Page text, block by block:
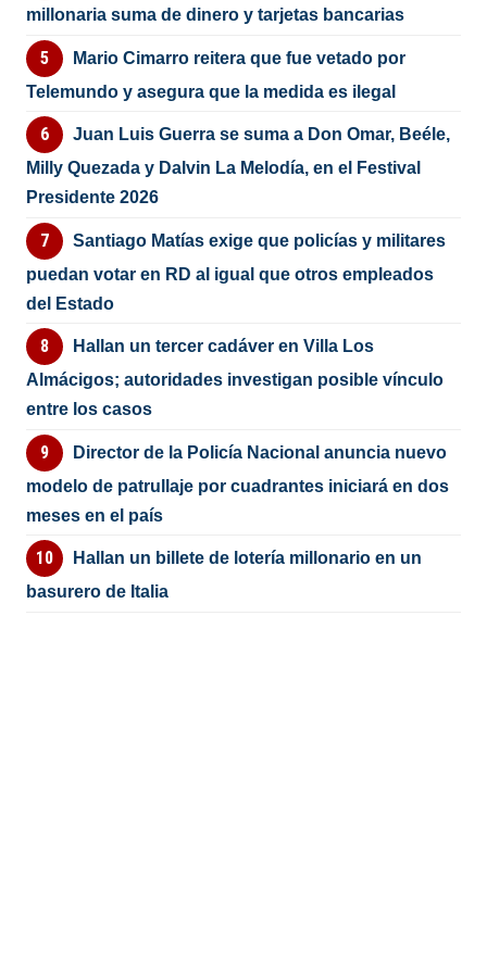
millonaria suma de dinero y tarjetas bancarias
Mario Cimarro reitera que fue vetado por
Telemundo y asegura que la medida es ilegal
Juan Luis Guerra se suma a Don Omar, Beéle,
Milly Quezada y Dalvin La Melodía, en el Festival
Presidente 2026
Santiago Matías exige que policías y militares
puedan votar en RD al igual que otros empleados
del Estado
Hallan un tercer cadáver en Villa Los
Almácigos; autoridades investigan posible vínculo
entre los casos
Director de la Policía Nacional anuncia nuevo
modelo de patrullaje por cuadrantes iniciará en dos
meses en el país
Hallan un billete de lotería millonario en un
basurero de Italia